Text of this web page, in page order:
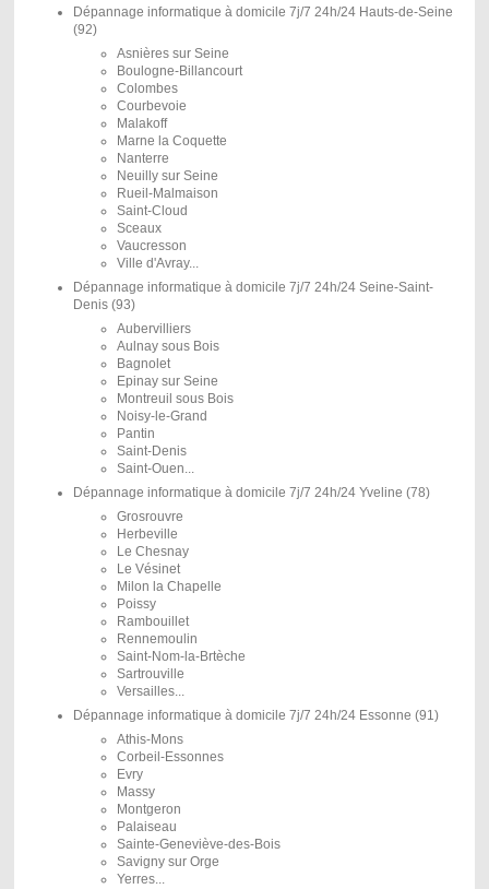
Dépannage informatique à domicile 7j/7 24h/24 Hauts-de-Seine
(92)
Asnières sur Seine
Boulogne-Billancourt
Colombes
Courbevoie
Malakoff
Marne la Coquette
Nanterre
Neuilly sur Seine
Rueil-Malmaison
Saint-Cloud
Sceaux
Vaucresson
Ville d'Avray...
Dépannage informatique à domicile 7j/7 24h/24 Seine-Saint-
Denis (93)
Aubervilliers
Aulnay sous Bois
Bagnolet
Epinay sur Seine
Montreuil sous Bois
Noisy-le-Grand
Pantin
Saint-Denis
Saint-Ouen...
Dépannage informatique à domicile 7j/7 24h/24 Yveline (78)
Grosrouvre
Herbeville
Le Chesnay
Le Vésinet
Milon la Chapelle
Poissy
Rambouillet
Rennemoulin
Saint-Nom-la-Brtèche
Sartrouville
Versailles...
Dépannage informatique à domicile 7j/7 24h/24 Essonne (91)
Athis-Mons
Corbeil-Essonnes
Evry
Massy
Montgeron
Palaiseau
Sainte-Geneviève-des-Bois
Savigny sur Orge
Yerres...